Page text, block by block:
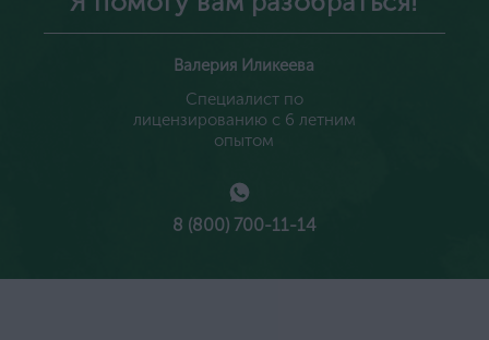
Валерия Иликеева
Специалист по
лицензированию с 6 летним
опытом
8 (800) 700-11-14